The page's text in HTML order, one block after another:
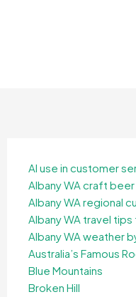
AI use in customer
Albany WA craft
Albany WA regional
Albany WA travel
Albany WA weather
Australia’s Famous
Blue Mountains
Broken Hill